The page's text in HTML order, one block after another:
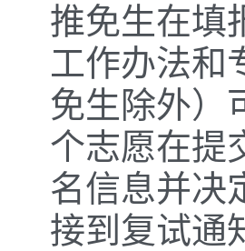
推免生在填
工作办法和
免生除外）
个志愿在提
名信息并决
接到复试通